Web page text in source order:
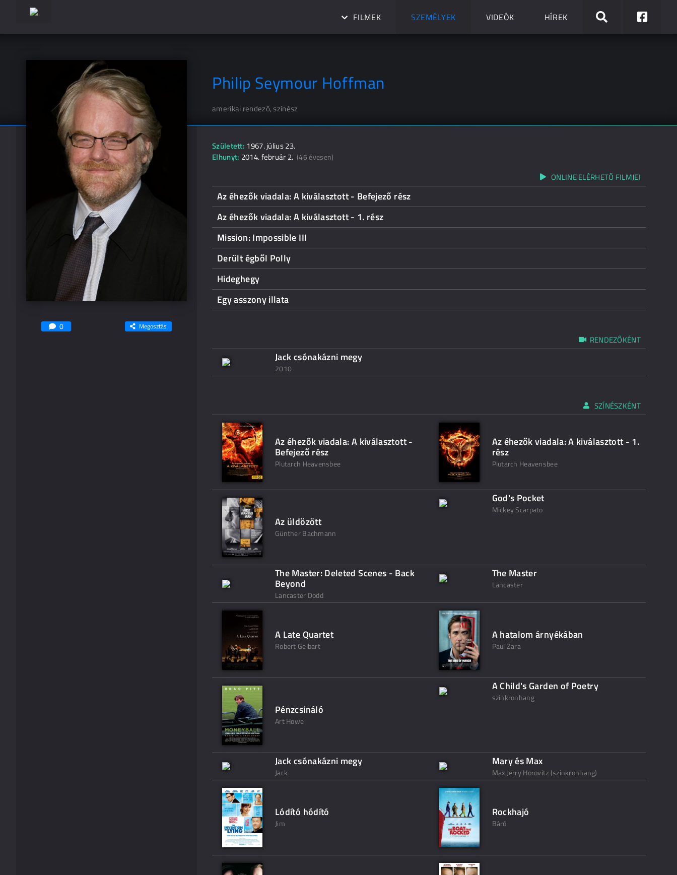
FILMEK SZEMÉLYEK VIDEÓK HÍREK
Philip Seymour Hoffman
amerikai rendező, színész
0 Megosztás
Született: 1967. július 23.
Elhunyt: 2014. február 2. (46 évesen)
ONLINE ELÉRHETŐ FILMJEI
Az éhezők viadala: A kiválasztott - Befejező rész
Az éhezők viadala: A kiválasztott - 1. rész
Mission: Impossible III
Derült égből Polly
Hideghegy
Egy asszony illata
RENDEZŐKÉNT
Jack csónakázni megy
2010
SZÍNÉSZKÉNT
Az éhezők viadala: A kiválasztott -
Befejező rész
Plutarch Heavensbee
Az éhezők viadala: A kiválasztott - 1.
rész
Plutarch Heavensbee
Az üldözött
Günther Bachmann
God's Pocket
Mickey Scarpato
The Master: Deleted Scenes - Back
Beyond
Lancaster Dodd
The Master
Lancaster
A Late Quartet
Robert Gelbart
A hatalom árnyékában
Paul Zara
Pénzcsináló
Art Howe
A Child's Garden of Poetry
szinkronhang
Jack csónakázni megy
Jack
Mary és Max
Max Jerry Horovitz (szinkronhang)
Lódító hódító
Jim
Rockhajó
Báró